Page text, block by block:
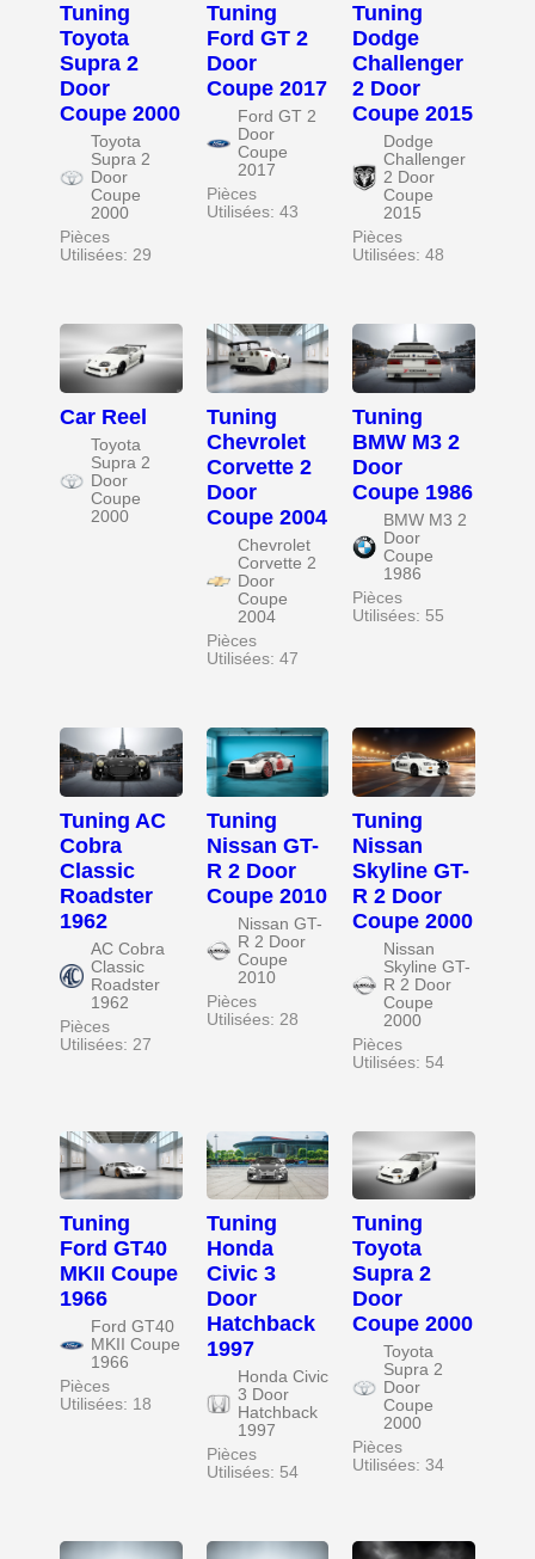
Tuning
Toyota
Supra 2
Door
Coupe 2000
Toyota
Supra 2
Door
Coupe
2000
Pièces
Utilisées: 29
Tuning
Ford GT 2
Door
Coupe 2017
Ford GT 2
Door
Coupe
2017
Pièces
Utilisées: 43
Tuning
Dodge
Challenger
2 Door
Coupe 2015
Dodge
Challenger
2 Door
Coupe
2015
Pièces
Utilisées: 48
Car Reel
Toyota
Supra 2
Door
Coupe
2000
Tuning
Chevrolet
Corvette 2
Door
Coupe 2004
Chevrolet
Corvette 2
Door
Coupe
2004
Pièces
Utilisées: 47
Tuning
BMW M3 2
Door
Coupe 1986
BMW M3 2
Door
Coupe
1986
Pièces
Utilisées: 55
Tuning AC
Cobra
Classic
Roadster
1962
AC Cobra
Classic
Roadster
1962
Pièces
Utilisées: 27
Tuning
Nissan GT-
R 2 Door
Coupe 2010
Nissan GT-
R 2 Door
Coupe
2010
Pièces
Utilisées: 28
Tuning
Nissan
Skyline GT-
R 2 Door
Coupe 2000
Nissan
Skyline GT-
R 2 Door
Coupe
2000
Pièces
Utilisées: 54
Tuning
Ford GT40
MKII Coupe
1966
Ford GT40
MKII Coupe
1966
Pièces
Utilisées: 18
Tuning
Honda
Civic 3
Door
Hatchback
1997
Honda Civic
3 Door
Hatchback
1997
Pièces
Utilisées: 54
Tuning
Toyota
Supra 2
Door
Coupe 2000
Toyota
Supra 2
Door
Coupe
2000
Pièces
Utilisées: 34